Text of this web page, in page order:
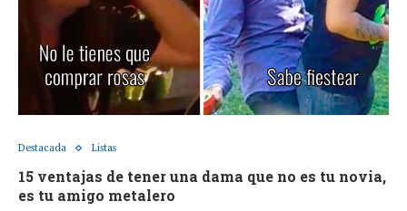
Destacada Listas
15 ventajas de tener una dama que no es tu novia,
es tu amigo metalero